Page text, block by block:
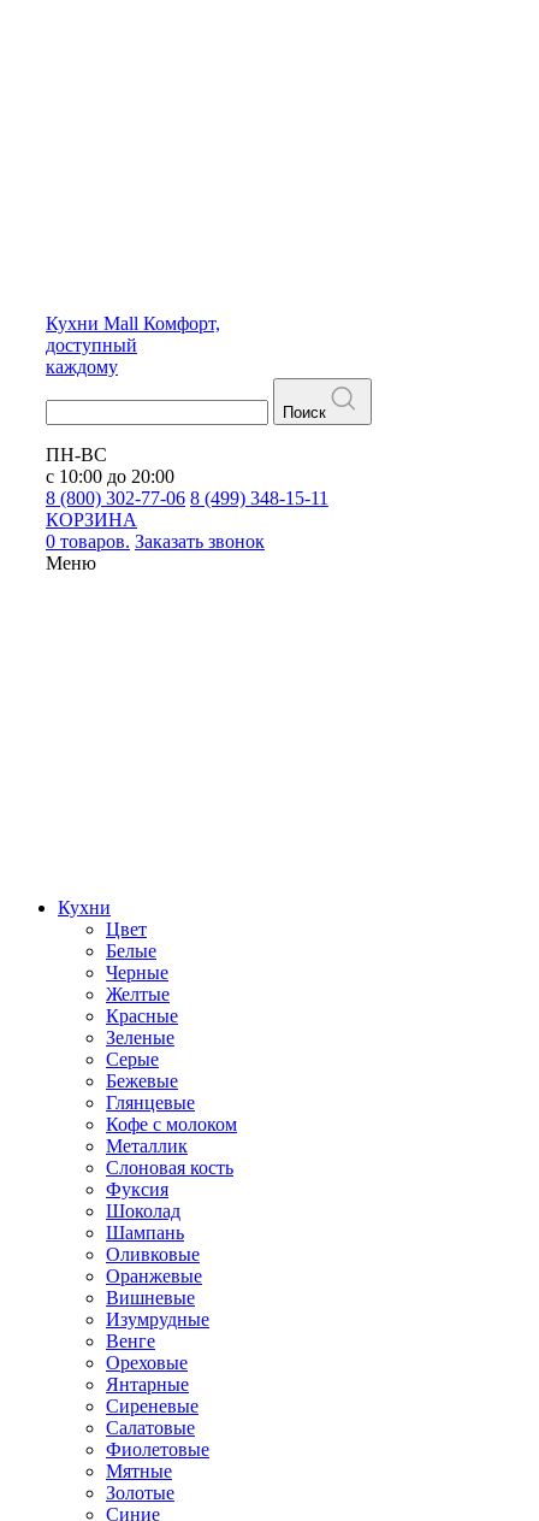
Кухни Mall Комфорт,
доступный
каждому
Поиск
ПН-ВС
с 10:00 до 20:00
8 (800) 302-77-06 8 (499) 348-15-11
КОРЗИНА
0 товаров. Заказать звонок
Меню
Кухни
Цвет
Белые
Черные
Желтые
Красные
Зеленые
Серые
Бежевые
Глянцевые
Кофе с молоком
Металлик
Слоновая кость
Фуксия
Шоколад
Шампань
Оливковые
Оранжевые
Вишневые
Изумрудные
Венге
Ореховые
Янтарные
Сиреневые
Салатовые
Фиолетовые
Мятные
Золотые
Синие